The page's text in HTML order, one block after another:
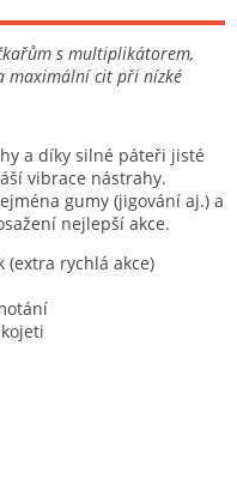
s multiplikátorem,
maximální cit při nízké
a díky silné páteři jisté
vibrace nástrahy.
gumy (jigování aj.) a
nejlepší akce.
(extra rychlá akce)